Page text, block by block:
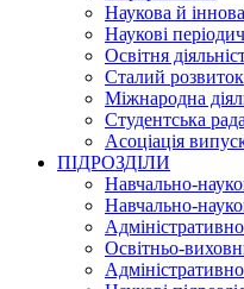
Наукова й
Наукові
Освітня
Сталий розвиток
Міжнародна
Студентська рада
Асоціація
ПІДРОЗДІЛИ
Навчально-
Навчально-
Освітньо-